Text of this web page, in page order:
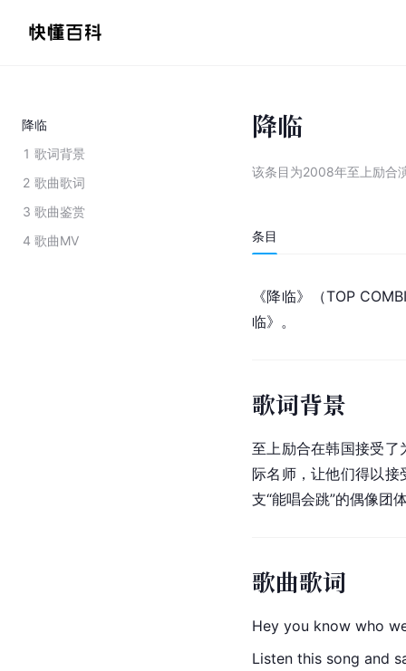
降临
1 歌词背景
2 歌曲歌词
3 歌曲鉴赏
4 歌曲MV
降临
该条目为2008年至上励合
条目
《降临》（TOP
临》。
歌词背景
至上励合在韩国接受
际名师，让他们得以接
支“能唱会跳”的偶像团
歌曲歌词
Hey you know who
Listen this song and